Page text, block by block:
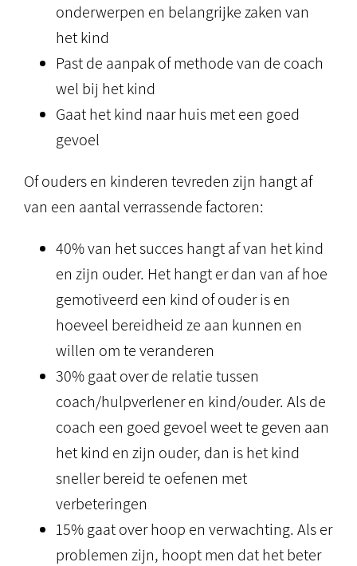
onderwerpen en belangrijke zaken van
het kind
Past de aanpak of methode van de coach
wel bij het kind
Gaat het kind naar huis met een goed
gevoel
Of ouders en kinderen tevreden zijn hangt af
van een aantal verrassende factoren:
40% van het succes hangt af van het kind
en zijn ouder. Het hangt er dan van af hoe
gemotiveerd een kind of ouder is en
hoeveel bereidheid ze aan kunnen en
willen om te veranderen
30% gaat over de relatie tussen
coach/hulpverlener en kind/ouder. Als de
coach een goed gevoel weet te geven aan
het kind en zijn ouder, dan is het kind
sneller bereid te oefenen met
verbeteringen
15% gaat over hoop en verwachting. Als er
problemen zijn, hoopt men dat het beter